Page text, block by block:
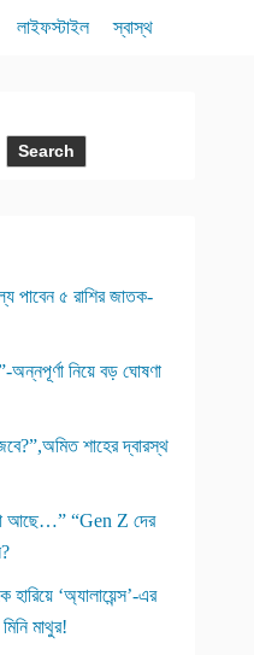
লাইফস্টাইল স্বাস্থ
Search
পাবেন ৫ রাশির জাতক-
নিয়ে বড় ঘোষণা
শাহের দ্বারস্থ
আছে…” “Gen Z দের
‘অ্যালায়েন্স’-এর
মাথুর!